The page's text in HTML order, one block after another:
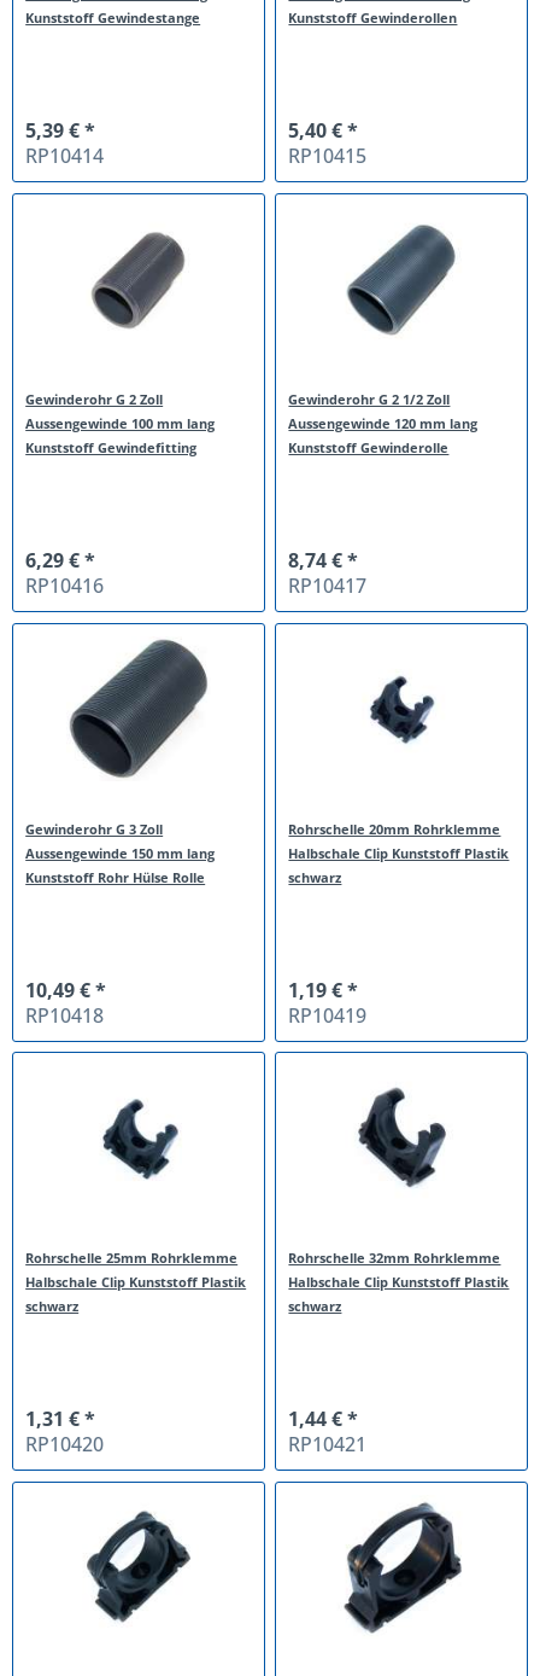
Kunststoff Gewindestange
5,39 € *
RP10414
Kunststoff Gewinderollen
5,40 € *
RP10415
Gewinderohr G 2 Zoll
Aussengewinde 100 mm lang
Kunststoff Gewindefitting
6,29 € *
RP10416
Gewinderohr G 2 1/2 Zoll
Aussengewinde 120 mm lang
Kunststoff Gewinderolle
8,74 € *
RP10417
Gewinderohr G 3 Zoll
Aussengewinde 150 mm lang
Kunststoff Rohr Hülse Rolle
10,49 € *
RP10418
Rohrschelle 20mm Rohrklemme
Halbschale Clip Kunststoff Plastik
schwarz
1,19 € *
RP10419
Rohrschelle 25mm Rohrklemme
Halbschale Clip Kunststoff Plastik
schwarz
1,31 € *
RP10420
Rohrschelle 32mm Rohrklemme
Halbschale Clip Kunststoff Plastik
schwarz
1,44 € *
RP10421